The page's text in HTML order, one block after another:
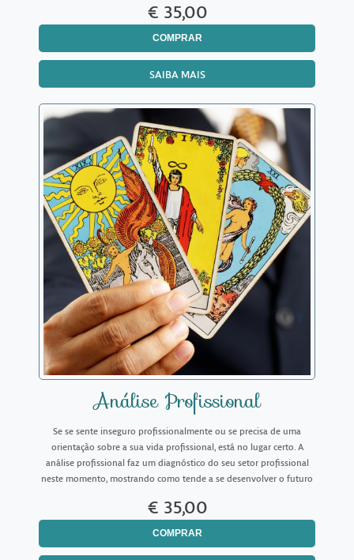
€ 35,00
COMPRAR
SAIBA MAIS
Análise Profissional
Se se sente inseguro profissionalmente ou se precisa de uma
orientação sobre a sua vida profissional, está no lugar certo. A
análise profissional faz um diagnóstico do seu setor profissional
neste momento, mostrando como tende a se desenvolver o futuro
€ 35,00
COMPRAR